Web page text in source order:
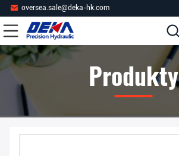
oversea.sale@deka-hk.com
Produkty